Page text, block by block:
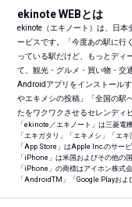
ekinote WEBとは
ekinote（エキノート）は、日
ービスです。「今度あの駅に行
っている駅だけど、もっとディ
て、観光・グルメ・買い物・交
Androidアプリをインストール
やエキメシの投稿」「全国の駅
たをワクワクさせるセレンディ
「ekinote／エキノート」は三菱電
「エキガタリ」「エキメシ」「エ
「App Store」はApple Inc.のサービ
「iPhone」は米国およびその他の
「iPhone」の商標はアイホン株式
「AndroidTM 」「Google Playおよ